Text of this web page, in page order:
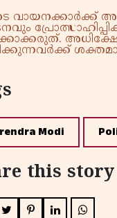
വായനക്കാർക്ക്
Modi
this story